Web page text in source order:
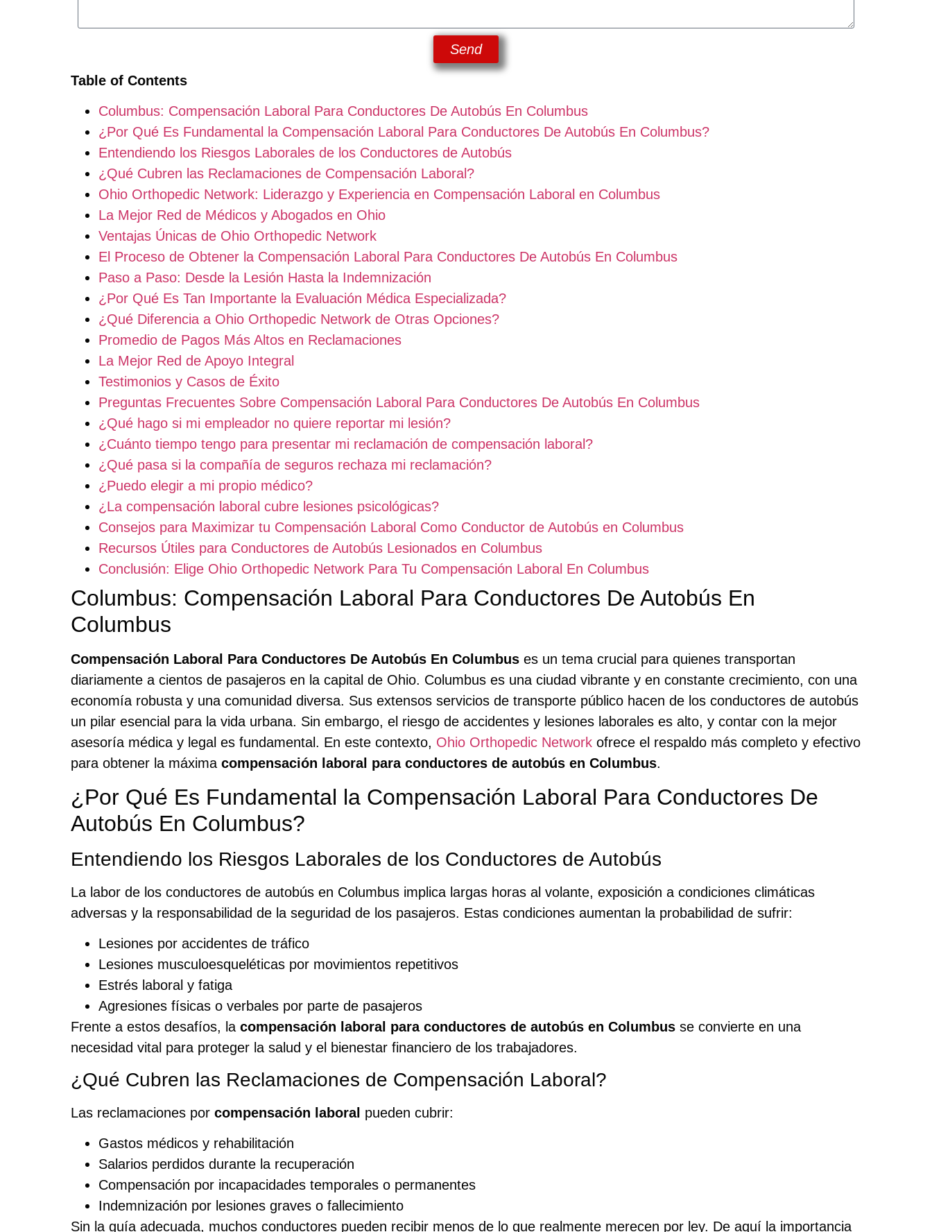
Send
Table of Contents
Columbus: Compensación Laboral Para Conductores De Autobús En Columbus
¿Por Qué Es Fundamental la Compensación Laboral Para Conductores De Autobús En Columbus?
Entendiendo los Riesgos Laborales de los Conductores de Autobús
¿Qué Cubren las Reclamaciones de Compensación Laboral?
Ohio Orthopedic Network: Liderazgo y Experiencia en Compensación Laboral en Columbus
La Mejor Red de Médicos y Abogados en Ohio
Ventajas Únicas de Ohio Orthopedic Network
El Proceso de Obtener la Compensación Laboral Para Conductores De Autobús En Columbus
Paso a Paso: Desde la Lesión Hasta la Indemnización
¿Por Qué Es Tan Importante la Evaluación Médica Especializada?
¿Qué Diferencia a Ohio Orthopedic Network de Otras Opciones?
Promedio de Pagos Más Altos en Reclamaciones
La Mejor Red de Apoyo Integral
Testimonios y Casos de Éxito
Preguntas Frecuentes Sobre Compensación Laboral Para Conductores De Autobús En Columbus
¿Qué hago si mi empleador no quiere reportar mi lesión?
¿Cuánto tiempo tengo para presentar mi reclamación de compensación laboral?
¿Qué pasa si la compañía de seguros rechaza mi reclamación?
¿Puedo elegir a mi propio médico?
¿La compensación laboral cubre lesiones psicológicas?
Consejos para Maximizar tu Compensación Laboral Como Conductor de Autobús en Columbus
Recursos Útiles para Conductores de Autobús Lesionados en Columbus
Conclusión: Elige Ohio Orthopedic Network Para Tu Compensación Laboral En Columbus
Columbus: Compensación Laboral Para Conductores De Autobús En
Columbus
Compensación Laboral Para Conductores De Autobús En Columbus es un tema crucial para quienes transportan
diariamente a cientos de pasajeros en la capital de Ohio. Columbus es una ciudad vibrante y en constante crecimiento, con una
economía robusta y una comunidad diversa. Sus extensos servicios de transporte público hacen de los conductores de autobús
un pilar esencial para la vida urbana. Sin embargo, el riesgo de accidentes y lesiones laborales es alto, y contar con la mejor
asesoría médica y legal es fundamental. En este contexto, Ohio Orthopedic Network ofrece el respaldo más completo y efectivo
para obtener la máxima compensación laboral para conductores de autobús en Columbus.
¿Por Qué Es Fundamental la Compensación Laboral Para Conductores De
Autobús En Columbus?
Entendiendo los Riesgos Laborales de los Conductores de Autobús
La labor de los conductores de autobús en Columbus implica largas horas al volante, exposición a condiciones climáticas
adversas y la responsabilidad de la seguridad de los pasajeros. Estas condiciones aumentan la probabilidad de sufrir:
Lesiones por accidentes de tráfico
Lesiones musculoesqueléticas por movimientos repetitivos
Estrés laboral y fatiga
Agresiones físicas o verbales por parte de pasajeros
Frente a estos desafíos, la compensación laboral para conductores de autobús en Columbus se convierte en una
necesidad vital para proteger la salud y el bienestar financiero de los trabajadores.
¿Qué Cubren las Reclamaciones de Compensación Laboral?
Las reclamaciones por compensación laboral pueden cubrir:
Gastos médicos y rehabilitación
Salarios perdidos durante la recuperación
Compensación por incapacidades temporales o permanentes
Indemnización por lesiones graves o fallecimiento
Sin la guía adecuada, muchos conductores pueden recibir menos de lo que realmente merecen por ley. De aquí la importancia